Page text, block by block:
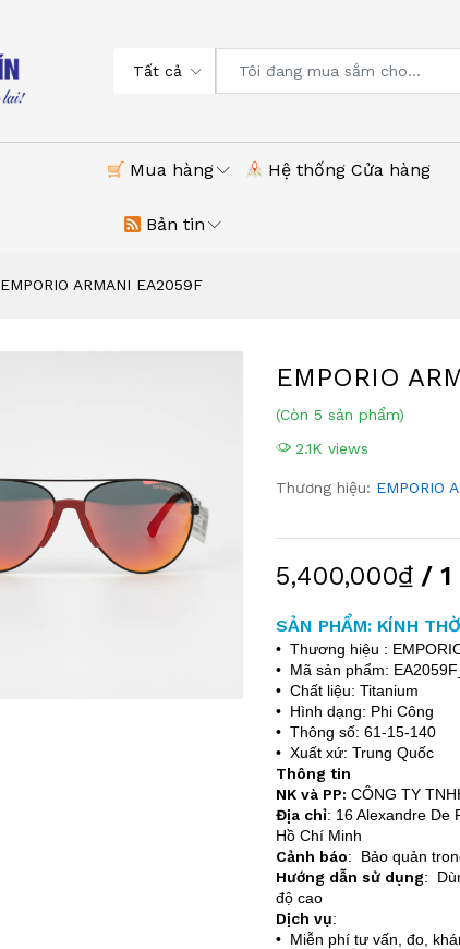
Tất cả
Mua hàng Hệ thống Cửa hàng
Bản tin
EMPORIO ARMANI EA2059F
EMPORIO
(Còn 5 sản phẩm)
2.1K views
Thương hiệu: EMPORIO
5,400,000₫/ 1
SẢN PHẨM: KÍNH
• Thương hiệu :
• Mã sản phẩm:
• Chất liệu: Titanium
• Hình dạng: Phi Công
• Thông số: 61-15-140
• Xuất xứ: Trung Quốc
Thông tin
NK và PP: CÔNG TY
Địa chỉ: 16 Alexandre De
Hồ Chí Minh
Cảnh báo: Bảo quản
Hướng dẫn sử dụng:
độ cao
Dịch vụ:
• Miễn phí tư vấn, đo,